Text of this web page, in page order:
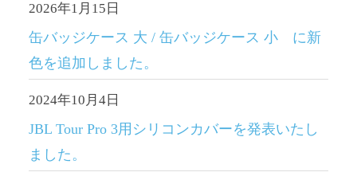
缶バッジケース 大 / 缶バッジケース 小 に新
色を追加しました。
2026年1月15日
JBL Tour Pro 3用シリコンカバーを発表いたし
ました。
2024年10月4日